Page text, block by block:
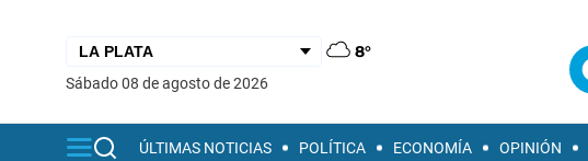
8°
sábado 08 de agosto de 2026
ÚLTIMAS NOTICIAS POLÍTICA ECONOMÍA OPINIÓN